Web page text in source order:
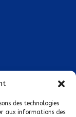
des technologies
aux informations des